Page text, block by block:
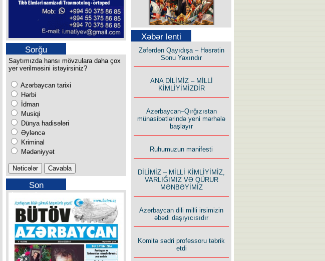
Sorğu
Saytımızda hansı mövzulara daha çox
yer verilməsini istəyirsiniz?
Azərbaycan tarixi
Hərbi
İdman
Musiqi
Dünya hadisələri
Əyləncə
Kriminal
Mədəniyyət
Son
buraxılışımız
Səfər Alışarlı yazır
Uzun yolun Yolçusu
Bu yolda mən varam!
İlham İsmayıl yazır:
Xəbər lenti
Zəfərdən Qayıdışa – Həsrətin
Sonu Yaxındır
ANA DİLİMİZ – MİLLİ
KİMLİYİMİZDİR
Azərbaycan–Qırğızıstan
münasibətlərində yeni mərhələ
başlayır
Ruhumuzun manifesti
DİLİMİZ – MİLLİ KİMLİYİMİZ,
VARLIĞIMIZ VƏ QÜRUR
MƏNBƏYİMİZ
Azərbaycan dili milli irsimizin
əbədi daşıyıcısıdır
Komitə sədri professoru təbrik
etdi